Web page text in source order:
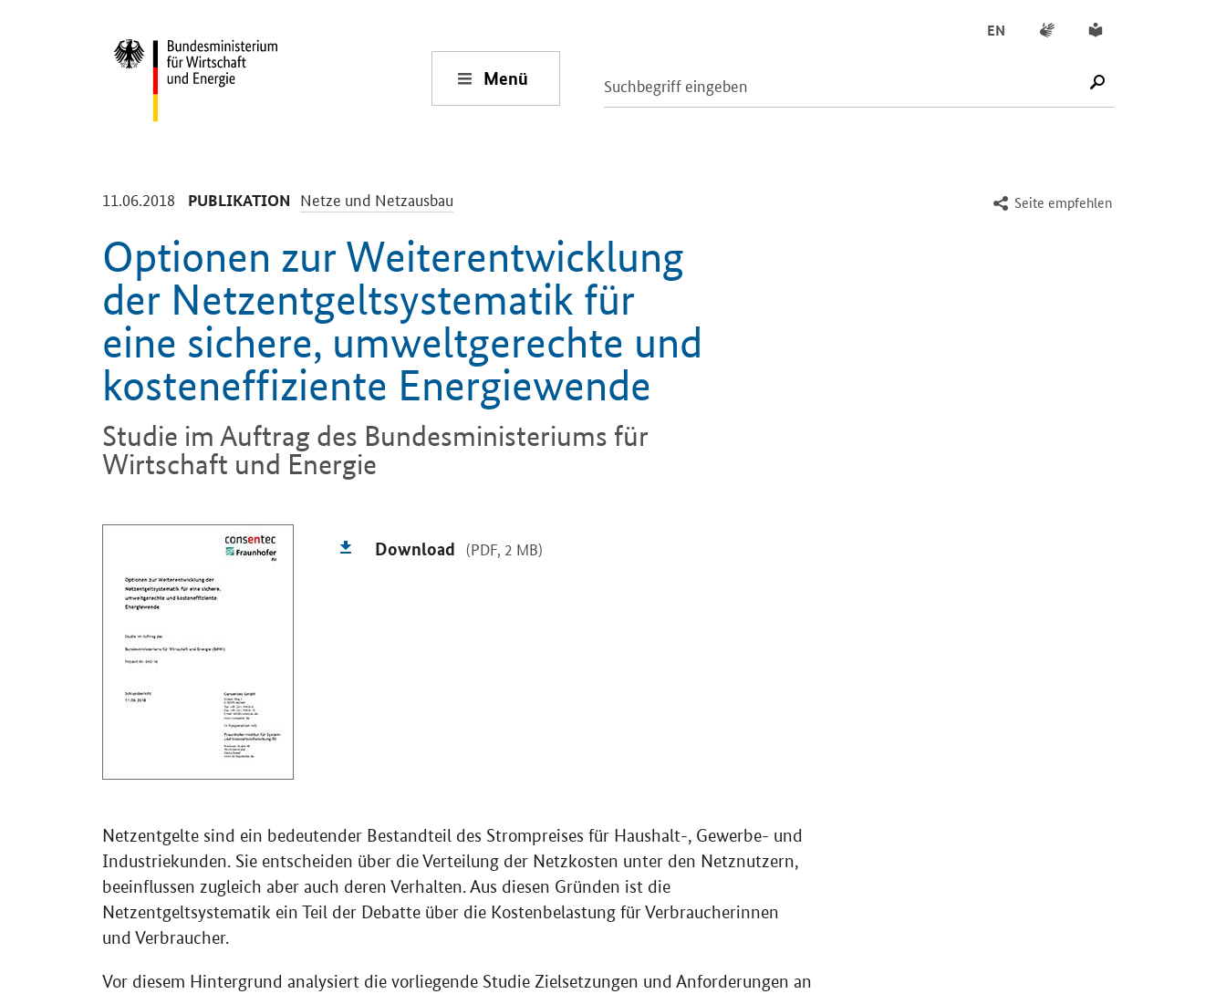
Menü SUCHE STARTEN
EN Gebärdensprache
Leichte Sprache
Seite empfehlen
11.06.2018 -
PUBLIKATION -
Netze und Netzausbau
Optionen zur Weiterentwicklung
der Netzentgeltsystematik für
eine sichere, umweltgerechte und
kosteneffiziente Energiewende
Studie im Auftrag des Bundesministeriums für
Wirtschaft und Energie
Download (PDF, 2 MB)
Netzentgelte sind ein bedeutender Bestandteil des Strompreises für Haushalt-, Gewerbe- und
Industriekunden. Sie entscheiden über die Verteilung der Netzkosten unter den Netznutzern,
beeinflussen zugleich aber auch deren Verhalten. Aus diesen Gründen ist die
Netzentgeltsystematik ein Teil der Debatte über die Kostenbelastung für Verbraucherinnen
und Verbraucher.
Vor diesem Hintergrund analysiert die vorliegende Studie Zielsetzungen und Anforderungen an